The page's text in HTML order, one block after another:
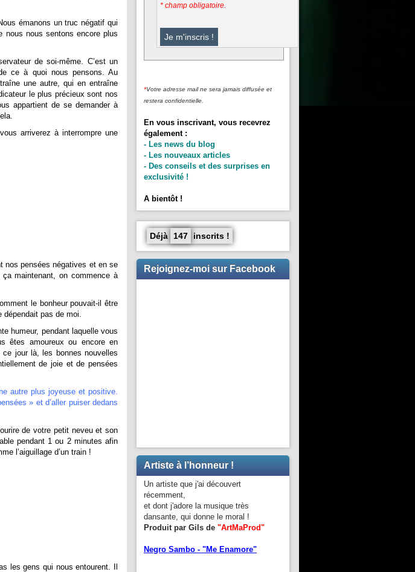
émanons un truc négatif qui
nous nous sentons encore plus
de soi-même. C’est un
ce à quoi nous pensons. Au
une autre, qui en entraîne
le plus précieux sont nos
appartient de se demander à
arriverez à interrompre une
nos pensées négatives et en se
maintenant, on commence à
le bonheur pouvait-il être
dépendait pas de moi.
humeur, pendant laquelle vous
êtes amoureux ou encore en
jour là, les bonnes nouvelles
de joie et de pensées
autre plus joyeuse et positive.
» et d’aller puiser dedans
de votre petit neveu et son
pendant 1 ou 2 minutes afin
l’aiguillage d’un train !
les gens qui nous entourent. Il
* champ obligatoire.
*Votre adresse mail ne sera jamais diffusée et
restera confidentielle.
En vous inscrivant, vous recevrez
également :
- Les news du blog
- Les nouveaux articles
- Des conseils et des surprises en
exclusivité !
A bientôt !
Déjà 147 inscrits !
Rejoignez-moi sur Facebook
Artiste à l’honneur !
Un artiste que j'ai découvert
récemment,
et dont j'adore la musique très
dansante, qui donne le moral !
Produit par Gils de "ArtMaProd"
Negro Sambo - "Me Enamore"